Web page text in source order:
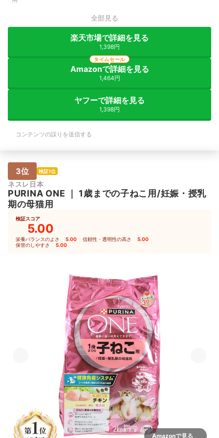
全部見る
楽天市場で詳細を見る
1,398円
Amazonで詳細を見る
1,464円
タイムセール
ヤフーで詳細を見る
1,398円
コンテンツの誤りを送信する
3位 検証1位
ネスレ日本
PURINA ONE
1歳までの子ねこ用/妊娠・授乳
期の母猫用
検証スコア
5.00
栄養バランスのよさ 5.00 信頼性・透明性の高さ 5.00
保管のしやすさ 5.00
Amazonで見る